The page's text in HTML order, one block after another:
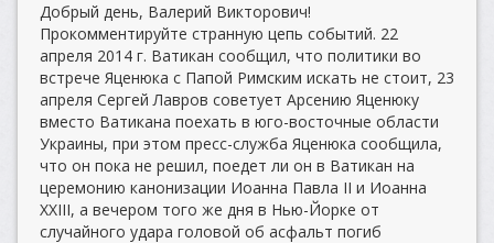
Добрый день, Валерий Викторович!
Прокомментируйте странную цепь событий. 22
апреля 2014 г. Ватикан сообщил, что политики во
встрече Яценюка с Папой Римским искать не стоит, 23
апреля Сергей Лавров советует Арсению Яценюку
вместо Ватикана поехать в юго-восточные области
Украины, при этом пресс-служба Яценюка сообщила,
что он пока не решил, поедет ли он в Ватикан на
церемонию канонизации Иоанна Павла II и Иоанна
XXIII, а вечером того же дня в Нью-Йорке от
случайного удара головой об асфальт погиб